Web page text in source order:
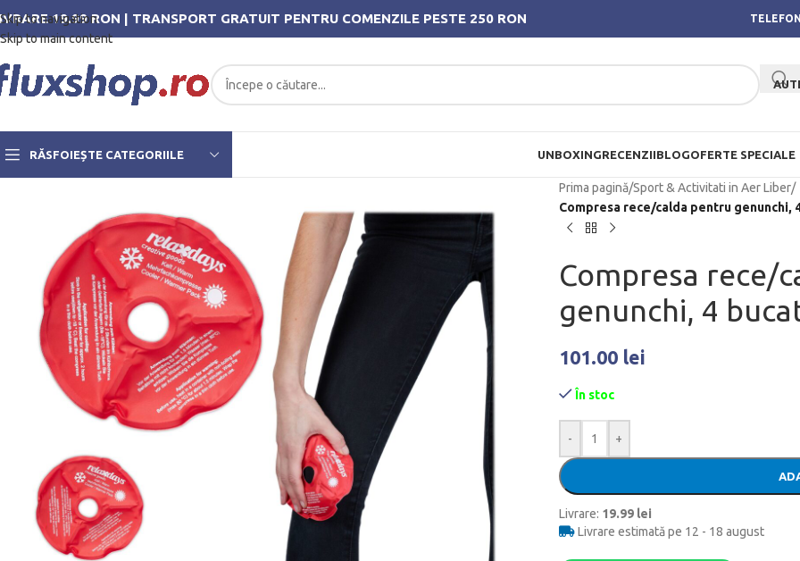
Skip to navigation
Skip to main content
19.99 RON | TRANSPORT GRATUIT PENTRU COMENZILE PESTE 250 RON
RĂSFOIEȘTE CATEGORIILE UNBOXINGRECENZIIBLOGOFERTE SPECIALE
Prima pagină/Sport & Activitati in Aer Liber/
Compresa rece/calda pentru genunchi,
Compresa rece/
genunchi, 4
101.00 lei
În stoc
- +
Livrare: 19.99 lei
Livrare estimată pe 12 - 18 august